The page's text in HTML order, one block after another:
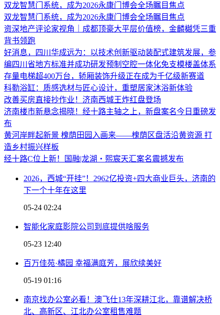
双龙智慧门系统，成为2026永康门博会全场瞩目焦点
双龙智慧门系统，成为2026永康门博会全场瞩目焦点
资深地产评论家视角｜成都顶豪大平层价值榜，金麟樾凭三重
背书领跑
好消息，四川华成远为：以技术创新驱动装配式建筑发展，参
编四川省地方标准并成功研发预制空腔一体化免支模楼盖体系
存量电梯超400万台，轿厢装饰升级正在成为千亿级新赛道
科勒浴缸：质感选材与匠心设计，重塑居家沐浴新体验
改善买房直接抄作业！济南西城王炸红盘登场
济南楼市新悬念揭晓！经十路主轴之上，新盘案名今日重磅发
布
黄河岸畔起新景 槐荫田园入画来——槐荫区盘活沿黄资源 打
造乡村振兴样板
经十路C位上新！国融|龙湖・熙宸天汇案名震撼发布
2026，西城“开挂”！2962亿投资+四大商业巨头，济南的
下一个十年在这里
05-24 02:24
智能化家庭影院公司到底提供啥服务
05-23 12:40
百万佳苑·橘园 幸福满庭芳，展欣续美好
05-19 01:16
南京找办公室必看！澳飞仕13年深耕江北，靠谱解决桥
北、高新区、江北办公室租售难题